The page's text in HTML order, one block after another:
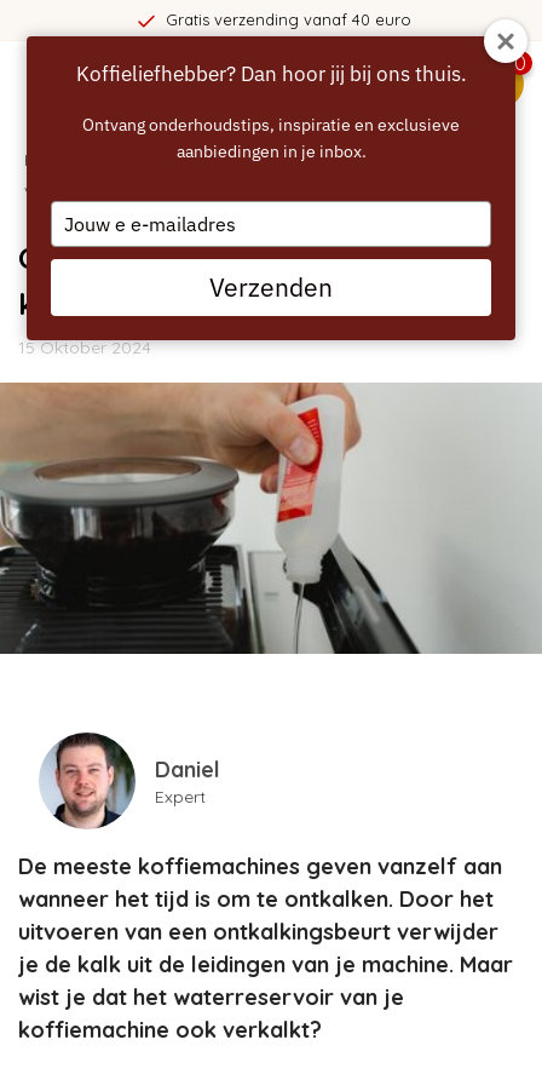
Gratis verzending vanaf 40 euro
0
Home Handleidingen/ Ontkalk het waterreservoir
van je koffieapparaat in 3 stappen
Ontkalk het waterreservoir van je
koffieapparaat in 3 stappen
15 Oktober 2024
Daniel
Expert
De meeste koffiemachines geven vanzelf aan
wanneer het tijd is om te ontkalken. Door het
uitvoeren van een ontkalkingsbeurt verwijder
je de kalk uit de leidingen van je machine. Maar
wist je dat het waterreservoir van je
koffiemachine ook verkalkt?
Koffieliefhebber? Dan hoor jij bij ons thuis.
Ontvang onderhoudstips, inspiratie en exclusieve
aanbiedingen in je inbox.
Type
your
email
Verzenden